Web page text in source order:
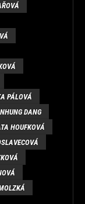
PÁLOVÁ
NHUNG DANG
HOUFKOVÁ